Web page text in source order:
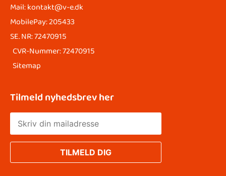
Mail: kontakt@v-e.dk
MobilePay: 205433
SE. NR: 72470915
CVR-Nummer: 72470915
Sitemap
Tilmeld nyhedsbrev her